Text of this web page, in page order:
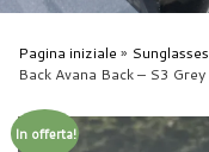
Pagina iniziale » Sunglasses
Back Avana Back – S3 Grey
In offerta!